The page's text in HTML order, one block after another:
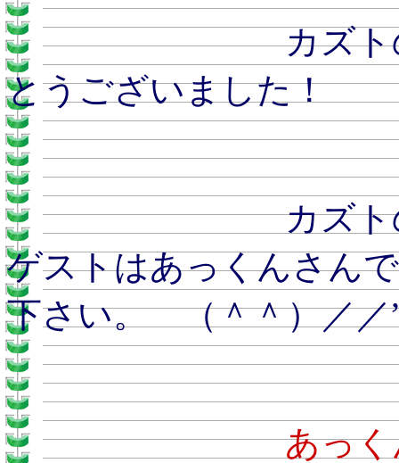
カズトのおと
とうございました！
カズトのおと
ゲストはあっくんさん
下さい。 （＾＾）／／
あ